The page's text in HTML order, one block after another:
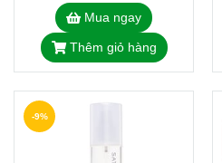
Mua ngay
Thêm giỏ hàng
-9%